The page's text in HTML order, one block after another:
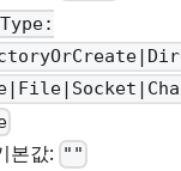
본값: ""